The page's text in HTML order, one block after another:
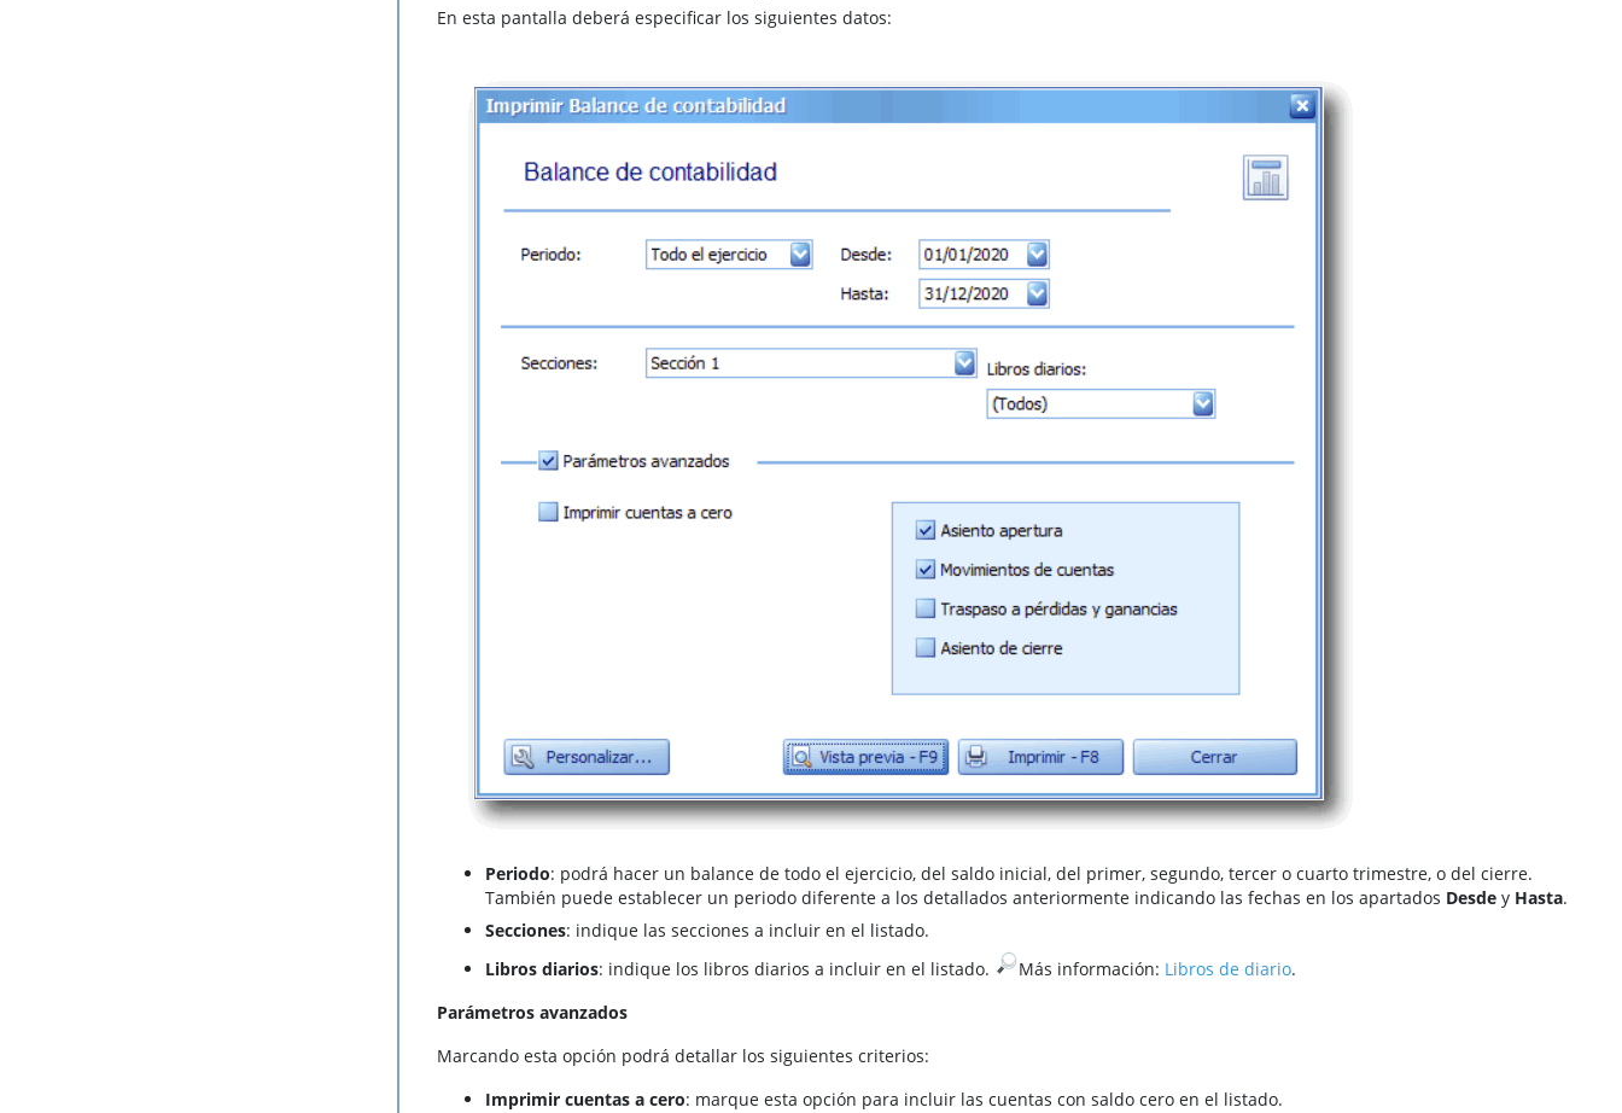
En esta pantalla deberá especificar los siguientes datos:
Periodo: podrá hacer un balance de todo el ejercicio, del saldo inicial, del primer, segundo, tercer o cuarto trimestre, o del cierre.
También puede establecer un periodo diferente a los detallados anteriormente indicando las fechas en los apartados Desde y Hasta.
Secciones: indique las secciones a incluir en el listado.
Libros diarios: indique los libros diarios a incluir en el listado. ​Más información: Libros de diario.
Parámetros avanzados
Marcando esta opción podrá detallar los siguientes criterios:
Imprimir cuentas a cero: marque esta opción para incluir las cuentas con saldo cero en el listado.